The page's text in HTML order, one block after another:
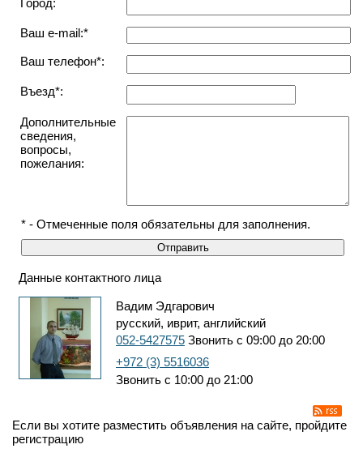
Ваш e-mail:*
Ваш телефон*:
Въезд*:
Дополнительные
сведения,
вопросы,
пожелания:
* - Отмеченные поля обязательны для заполнения.
Данные контактного лица
Вадим Эдгарович
русский, иврит, английский
052-5427575 Звонить с 09:00 до 20:00
+972 (3) 5516036
Звонить с 10:00 до 21:00
Если вы хотите разместить объявления на сайте, пройдите
регистрацию